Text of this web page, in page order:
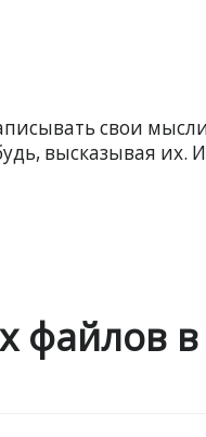
свои
высказывая их.
файлов в